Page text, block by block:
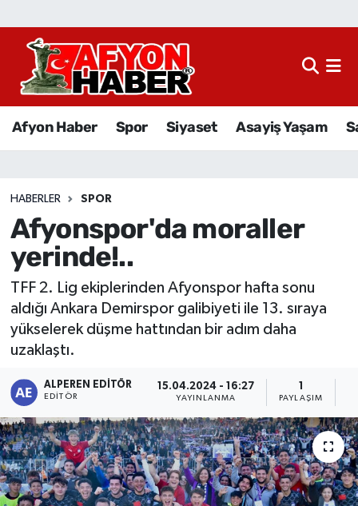
Afyon Haber Spor Siyaset Asayiş Yaşam
HABERLER SPOR
Afyonspor'da moraller
yerinde!..
TFF 2. Lig ekiplerinden Afyonspor hafta sonu
aldığı Ankara Demirspor galibiyeti ile 13. sıraya
yükselerek düşme hattından bir adım daha
uzaklaştı.
ALPEREN EDITÖR
EDITÖR
15.04.2024 - 16:27
YAYINLANMA PAYLAŞIM
Afyon Haber
Sağlık
Eğitim
Sivil Toplum
Ekonomi
Magazin
Etkinlikler